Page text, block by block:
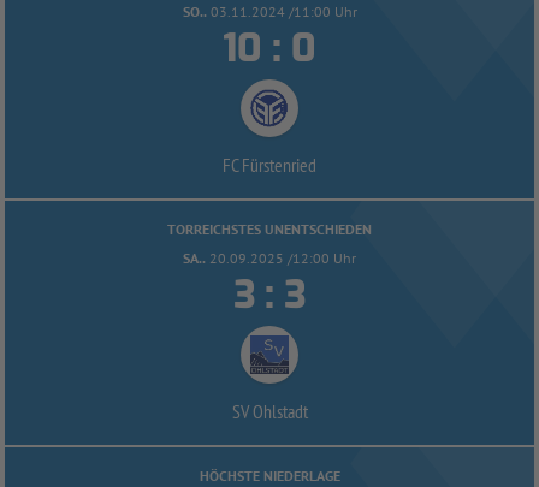
SO.. 03.11.2024 /11:00 Uhr
 : 
FC Fürstenried
TORREICHSTES UNENTSCHIEDEN
SA.. 20.09.2025 /12:00 Uhr
 : 
SV Ohlstadt
HÖCHSTE NIEDERLAGE